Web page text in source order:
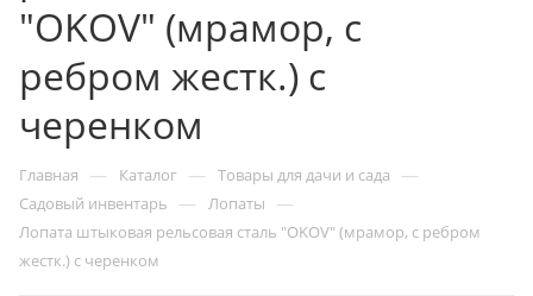
"OKOV" (мрамор, с
ребром жестк.) с
черенком
Главная — Каталог — Товары для дачи и сада —
Садовый инвентарь — Лопаты —
Лопата штыковая рельсовая сталь "OKOV" (мрамор, с ребром
жестк.) с черенком